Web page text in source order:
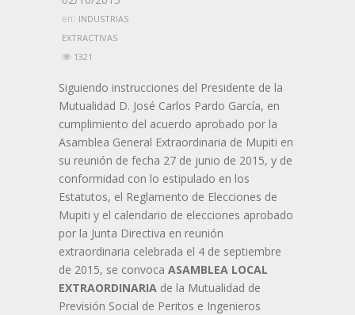
en: INDUSTRIAS
EXTRACTIVAS
1321
Siguiendo instrucciones del Presidente de la
Mutualidad D. José Carlos Pardo García, en
cumplimiento del acuerdo aprobado por la
Asamblea General Extraordinaria de Mupiti en
su reunión de fecha 27 de junio de 2015, y de
conformidad con lo estipulado en los
Estatutos, el Reglamento de Elecciones de
Mupiti y el calendario de elecciones aprobado
por la Junta Directiva en reunión
extraordinaria celebrada el 4 de septiembre
de 2015, se convoca ASAMBLEA LOCAL
EXTRAORDINARIA de la Mutualidad de
Previsión Social de Peritos e Ingenieros